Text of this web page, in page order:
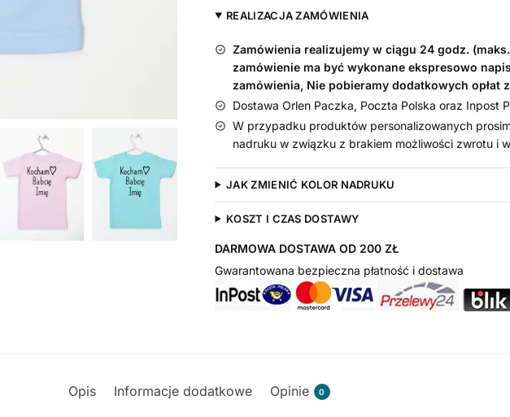
niemowlęca
REALIZACJA ZAMÓWIENIA
Zamówienia realizujemy w ciągu 24 godz.
zamówienie ma być wykonane ekspresowo
zamówienia, Nie pobieramy dodatkowych opłat
Dostawa Orlen Paczka, Poczta Polska oraz Inpost
W przypadku produktów personalizowanych
nadruku w związku z brakiem możliwości zwrotu i
JAK ZMIENIĆ KOLOR NADRUKU
KOSZT I CZAS DOSTAWY
DARMOWA DOSTAWA OD 200 ZŁ
Gwarantowana bezpieczna płatność i dostawa
Opis Informacje dodatkowe Opinie 0